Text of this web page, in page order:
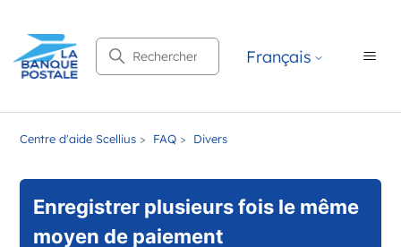
Recherche Français
Centre d'aide Scellius FAQ Divers
Enregistrer plusieurs fois le même
moyen de paiement